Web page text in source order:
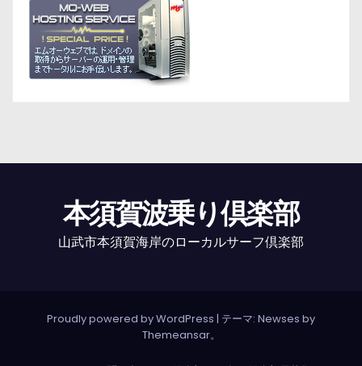
本須賀波乗り倶楽部
山武市本須賀海岸のローカルサーフ倶楽部
Proudly powered by WordPress | テーマ: Newses by
Themeansar。